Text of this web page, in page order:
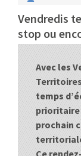
Vendredis
stop ou
Avec les
temps
prioritaire
prochain